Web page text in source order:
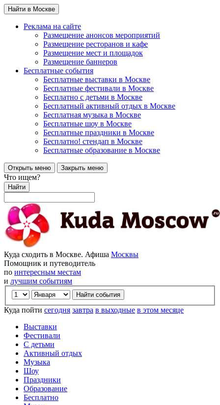
Найти в Москве
Реклама на сайте
Размещение анонсов мероприятий
Размещение ресторанов и кафе
Размещение мест и площадок
Размещение баннеров
Бесплатные события
Бесплатные выставки в Москве
Бесплатные фестивали в Москве
Бесплатно с детьми в Москве
Бесплатный активный отдых в Москве
Бесплатная музыка в Москве
Бесплатные шоу в Москве
Бесплатные праздники в Москве
Бесплатно! стендап в Москве
Бесплатные образование в Москве
Открыть меню Закрыть меню
Что ищем?
Найти
Куда сходить в Москве. Афиша Москвы
Помощник и путеводитель
по интересным местам
и лучшим событиям
Куда пойти сегодня завтра в выходные в этом месяце
Выставки
Фестивали
С детьми
Активный отдых
Музыка
Шоу
Праздники
Образование
Бесплатно